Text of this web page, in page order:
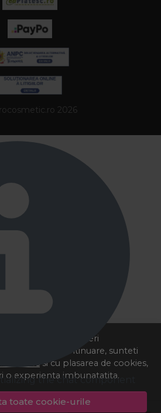
pentru a va oferi
Navigand in continuare, sunteti
cookies si cu plasarea de cookies,
o experienta imbunatatita.
toate cookie-urile
2026
the chat component